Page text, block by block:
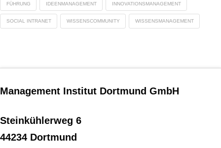
FÜHRUNG IDEENMANAGEMENT INNOVATIONSMANAGEMENT
SOCIAL INTRANET WISSENSCOMMUNITY WISSENSMANAGEMENT
Management Institut Dortmund GmbH
Steinkühlerweg 6
44234 Dortmund